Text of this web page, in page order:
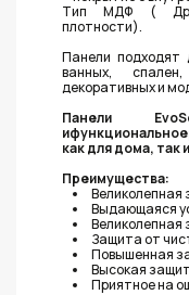
Тип МДФ (
плотности).
Панели подходят
ванных,
декоративных и
Панели
как для дома,
Преимущества:
Великолепная
Выдающаяся
Защита от
Повышенная
Высокая
Приятное на